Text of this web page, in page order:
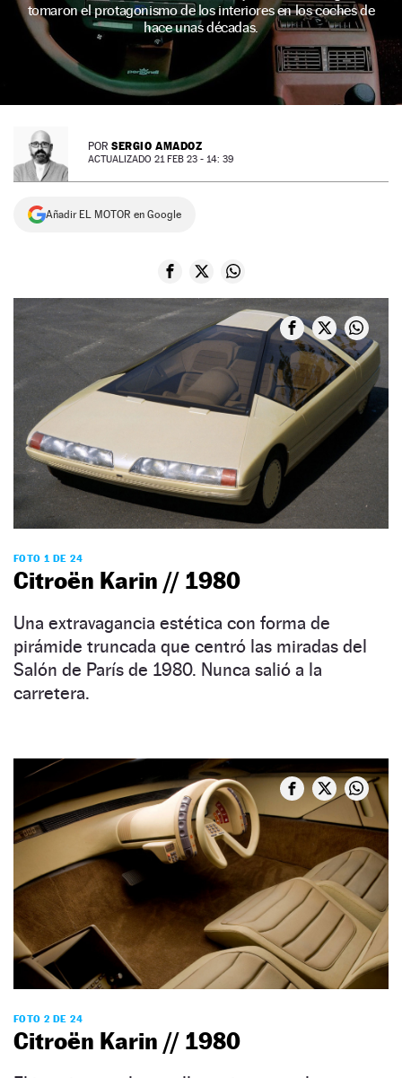
NEWSLETTER
tomaron el protagonismo de los interiores en los coches de
hace unas décadas.
POR SERGIO AMADOZ
ACTUALIZADO 21 FEB 23 - 14: 39
Añadir EL MOTOR en Google
FOTO 1 DE 24
Citroën Karin // 1980
Una extravagancia estética con forma de
pirámide truncada que centró las miradas del
Salón de París de 1980. Nunca salió a la
carretera.
FOTO 2 DE 24
Citroën Karin // 1980